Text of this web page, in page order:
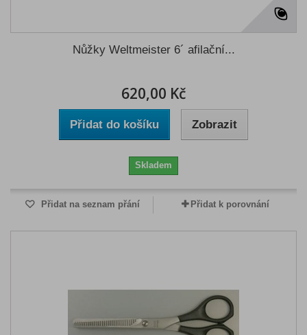
Nůžky Weltmeister 6´ afilační...
620,00 Kč
Přidat do košíku Zobrazit
Skladem
Přidat na seznam přání Přidat k porovnání